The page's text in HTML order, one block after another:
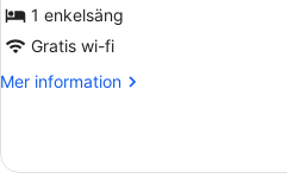
1 enkelsäng
Gratis wi-fi
Mer information
Mer
(1)